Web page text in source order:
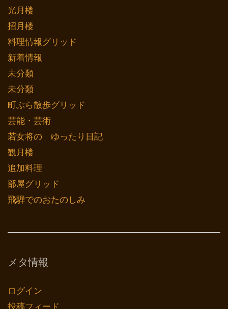
光月楼
招月楼
料理情報グリッド
新着情報
未分類
未分類
町ぶら散歩グリッド
芸能・芸術
若女将の ゆったり日記
観月楼
追加料理
部屋グリッド
飛騨でのおたのしみ
メタ情報
ログイン
投稿フィード